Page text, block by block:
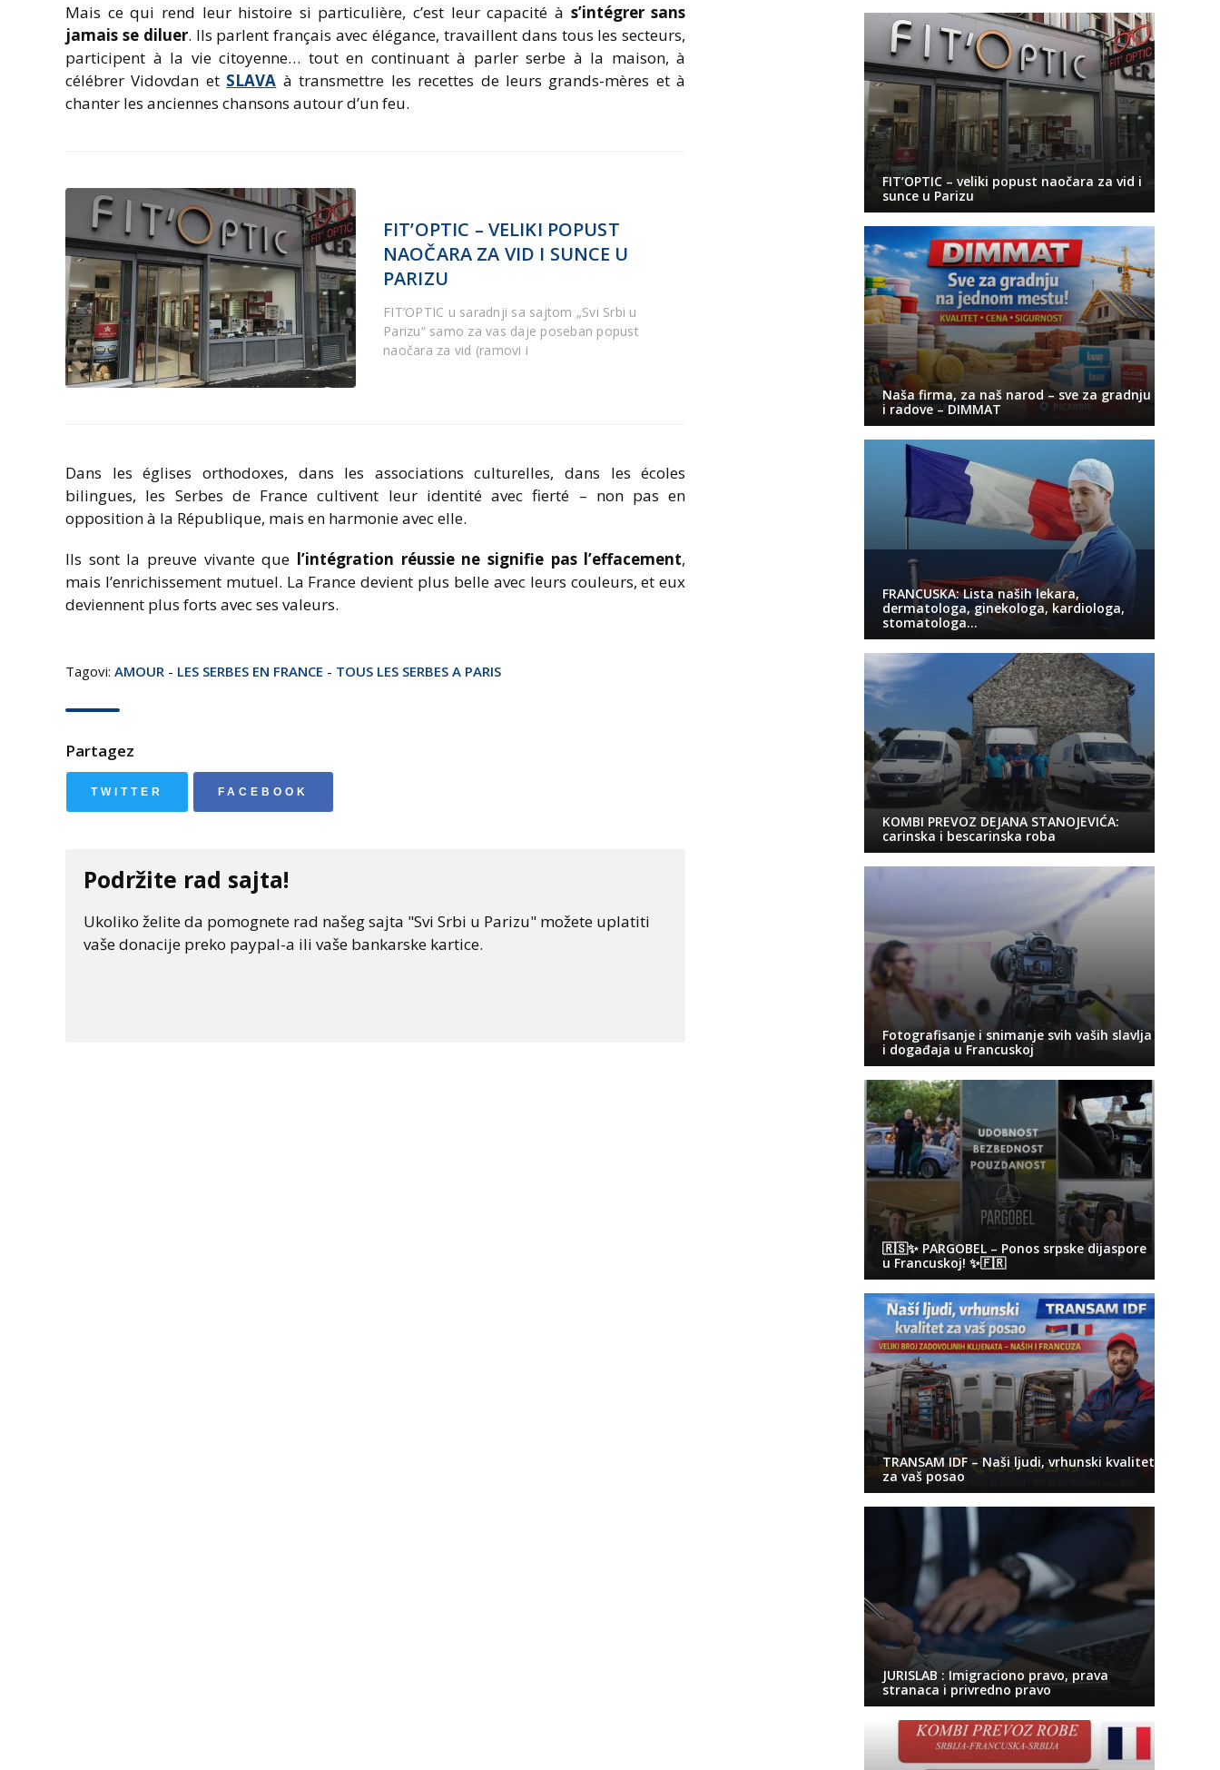
Mais ce qui rend leur histoire si particulière, c’est leur capacité à s’intégrer sans
jamais se diluer. Ils parlent français avec élégance, travaillent dans tous les secteurs,
participent à la vie citoyenne… tout en continuant à parler serbe à la maison, à
célébrer Vidovdan et SLAVA à transmettre les recettes de leurs grands-mères et à
chanter les anciennes chansons autour d’un feu.
FIT’OPTIC – VELIKI POPUST
NAOČARA ZA VID I SUNCE U
PARIZU
FIT’OPTIC u saradnji sa sajtom „Svi Srbi u
Parizu“ samo za vas daje poseban popust
naočara za vid (ramovi i
Dans les églises orthodoxes, dans les associations culturelles, dans les écoles
bilingues, les Serbes de France cultivent leur identité avec fierté – non pas en
opposition à la République, mais en harmonie avec elle.
Ils sont la preuve vivante que l’intégration réussie ne signifie pas l’effacement,
mais l’enrichissement mutuel. La France devient plus belle avec leurs couleurs, et eux
deviennent plus forts avec ses valeurs.
Tagovi: AMOUR - LES SERBES EN FRANCE - TOUS LES SERBES A PARIS
Partagez
TWITTER FACEBOOK
Podržite rad sajta!
Ukoliko želite da pomognete rad našeg sajta "Svi Srbi u Parizu" možete uplatiti
vaše donacije preko paypal-a ili vaše bankarske kartice.
FIT’OPTIC – veliki popust naočara za vid i
sunce u Parizu
Naša firma, za naš narod – sve za gradnju
i radove – DIMMAT
FRANCUSKA: Lista naših lekara,
dermatologa, ginekologa, kardiologa,
stomatologa…
KOMBI PREVOZ DEJANA STANOJEVIĆA:
carinska i bescarinska roba
Fotografisanje i snimanje svih vaših slavlja
i događaja u Francuskoj
🇷🇸✨ PARGOBEL – Ponos srpske dijaspore
u Francuskoj! ✨🇫🇷
TRANSAM IDF – Naši ljudi, vrhunski kvalitet
za vaš posao
JURISLAB : Imigraciono pravo, prava
stranaca i privredno pravo